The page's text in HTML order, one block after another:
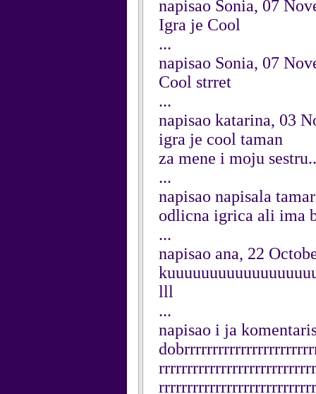
napisao Sonia, 07
Igra je Cool
...
napisao Sonia, 07
Cool strret
...
napisao katarina, 03
igra je cool taman
za mene i moju
...
napisao napisala
odlicna igrica ali ima
...
napisao ana, 22
lll
...
napisao i ja